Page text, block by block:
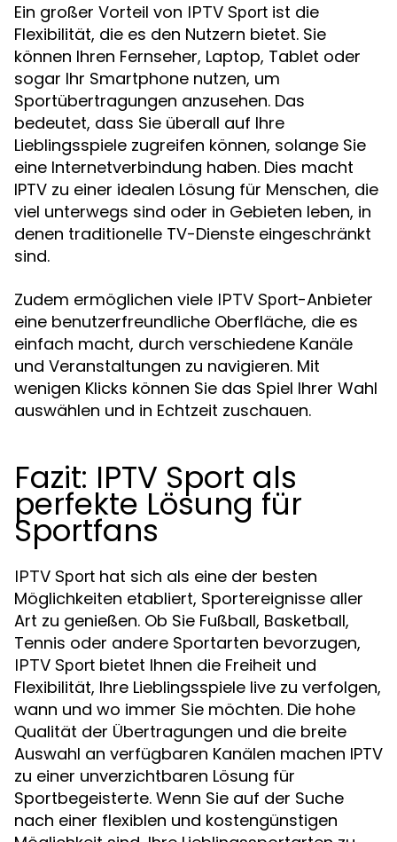
Ein großer Vorteil von IPTV Sport ist die
Flexibilität, die es den Nutzern bietet. Sie
können Ihren Fernseher, Laptop, Tablet oder
sogar Ihr Smartphone nutzen, um
Sportübertragungen anzusehen. Das
bedeutet, dass Sie überall auf Ihre
Lieblingsspiele zugreifen können, solange Sie
eine Internetverbindung haben. Dies macht
IPTV zu einer idealen Lösung für Menschen, die
viel unterwegs sind oder in Gebieten leben, in
denen traditionelle TV-Dienste eingeschränkt
sind.
Zudem ermöglichen viele IPTV Sport-Anbieter
eine benutzerfreundliche Oberfläche, die es
einfach macht, durch verschiedene Kanäle
und Veranstaltungen zu navigieren. Mit
wenigen Klicks können Sie das Spiel Ihrer Wahl
auswählen und in Echtzeit zuschauen.
Fazit: IPTV Sport als
perfekte Lösung für
Sportfans
IPTV Sport hat sich als eine der besten
Möglichkeiten etabliert, Sportereignisse aller
Art zu genießen. Ob Sie Fußball, Basketball,
Tennis oder andere Sportarten bevorzugen,
IPTV Sport bietet Ihnen die Freiheit und
Flexibilität, Ihre Lieblingsspiele live zu verfolgen,
wann und wo immer Sie möchten. Die hohe
Qualität der Übertragungen und die breite
Auswahl an verfügbaren Kanälen machen IPTV
zu einer unverzichtbaren Lösung für
Sportbegeisterte. Wenn Sie auf der Suche
nach einer flexiblen und kostengünstigen